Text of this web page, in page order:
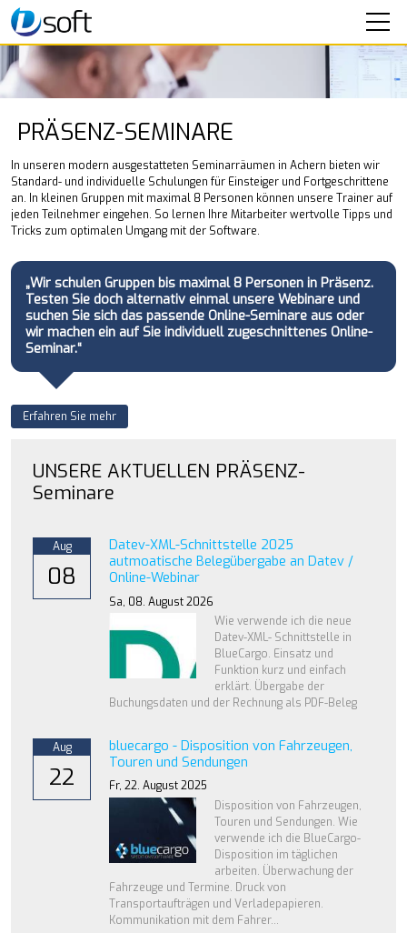
SOFTWARE
Unsere Präsenz-Seminare
Unsere Online-Seminare
IT-SERVICE
UNTERNEHMEN
KONTAKT
PRÄSENZ-SEMINARE
In unseren modern ausgestatteten Seminarräumen in Achern bieten wir
Standard- und individuelle Schulungen für Einsteiger und Fortgeschrittene
an. In kleinen Gruppen mit maximal 8 Personen können unsere Trainer auf
jeden Teilnehmer eingehen. So lernen Ihre Mitarbeiter wertvolle Tipps und
Tricks zum optimalen Umgang mit der Software.
„Wir schulen Gruppen bis maximal 8 Personen in Präsenz.
Testen Sie doch alternativ einmal unsere Webinare und
suchen Sie sich das passende Online-Seminare aus oder
wir machen ein auf Sie individuell zugeschnittenes Online-
Seminar.“
Erfahren Sie mehr
UNSERE AKTUELLEN PRÄSENZ-
Seminare
Aug
08
Datev-XML-Schnittstelle 2025
autmoatische Belegübergabe an Datev /
Online-Webinar
Sa, 08. August 2026
Wie verwende ich die neue
Datev-XML- Schnittstelle in
BlueCargo. Einsatz und
Funktion kurz und einfach
erklärt. Übergabe der
Buchungsdaten und der Rechnung als PDF-Beleg
Aug
22
bluecargo - Disposition von Fahrzeugen,
Touren und Sendungen
Fr, 22. August 2025
Disposition von Fahrzeugen,
Touren und Sendungen. Wie
verwende ich die BlueCargo-
Disposition im täglichen
arbeiten. Überwachung der
Fahrzeuge und Termine. Druck von
Transportaufträgen und Verladepapieren.
Kommunikation mit dem Fahrer...